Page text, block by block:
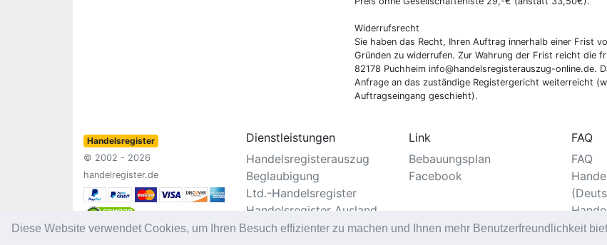
Diese Website verwendet Cookies, um Ihren Besuch effizienter zu machen und Ihnen mehr Benutzerfreundlichkeit
Widerrufsrecht
Sie haben das Recht, Ihren Auftrag innerhalb einer Frist
Gründen zu widerrufen. Zur Wahrung der Frist reicht die
82178 Puchheim info@handelsregisterauszug-online.de.
Anfrage an das zuständige Registergericht weiterreicht
Auftragseingang geschieht).
Handelsregister
© 2002 - 2026
handelregister.de
Dienstleistungen
Handelsregisterauszug
Beglaubigung
Ltd.-Handelsregister
Handelsregister Ausland
Vereinsregister
Link
Bebauungsplan
Facebook
FAQ
FAQ